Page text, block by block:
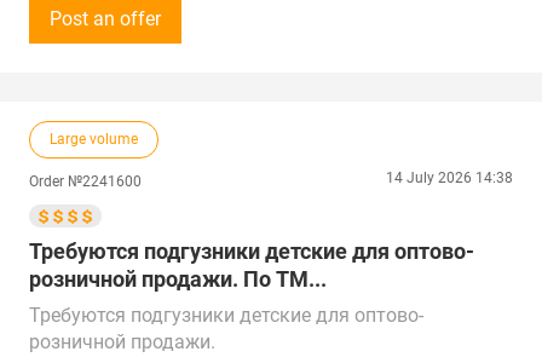
Сумма закупки - от 30 000 рублей (300 $).
Звонки принимаем с 10:00 до 18:00 по времени
Казахстану, Китаю, ОАЭ, Турции и Беларуси.
Поставка в г. Ульяновск
Post an offer
Large volume
Order №2241600 14 July 2026 14:38
Требуются подгузники детские для оптово-
розничной продажи. По ТМ...
Требуются подгузники детские для оптово-
розничной продажи.